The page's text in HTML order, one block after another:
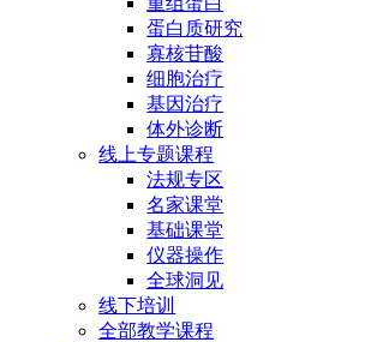
蛋白质研究
寡核苷酸
细胞治疗
基因治疗
体外诊断
线上专题课程
法规专区
名家课堂
基础课堂
仪器操作
全球洞见
线下培训
全部教学课程